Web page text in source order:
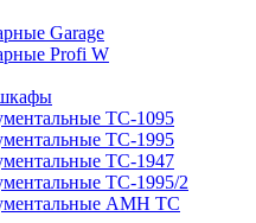
Garage
Profi W
TC-1095
TC-1995
TC-1947
TC-1995/2
AMH TC